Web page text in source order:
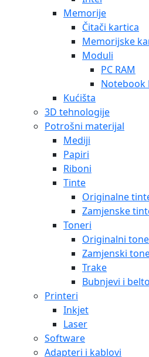
Memorije
Čitači kartica
Memorijske
Moduli
PC RAM
Notebook
Kućišta
3D tehnologije
Potrošni materijal
Mediji
Papiri
Riboni
Tinte
Originalne
Zamjenske
Toneri
Originalni
Zamjenski
Trake
Bubnjevi i
Printeri
Inkjet
Laser
Software
Adapteri i kablovi